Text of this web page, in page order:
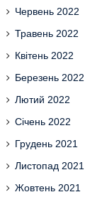
Червень 2022
Травень 2022
Квітень 2022
Березень 2022
Лютий 2022
Січень 2022
Грудень 2021
Листопад 2021
Жовтень 2021